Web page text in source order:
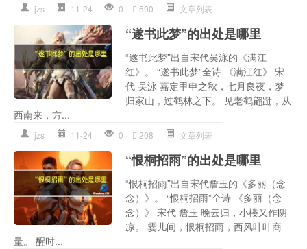
jzs 11-24 0 590 文章列表
“遂书此梦”的出处是哪里
“遂书此梦”出自宋代吴泳的《满江
红》。 “遂书此梦”全诗 《满江红》 宋
代 吴泳 嘉定甲申之秋，七月良夜，梦
归家山，过鹤林之下。 见老鹤翩跹，从
西南来，方...
jzs 11-24 0 208 文章列表
“恨桐招雨”的出处是哪里
“恨桐招雨”出自宋代詹玉的《多丽（念
念）》。 “恨桐招雨”全诗 《多丽（念
念）》 宋代 詹玉 晚云归，小楼又作阴
凉。 霎儿间，恨桐招雨，西风叶叶商
量。 醒时...